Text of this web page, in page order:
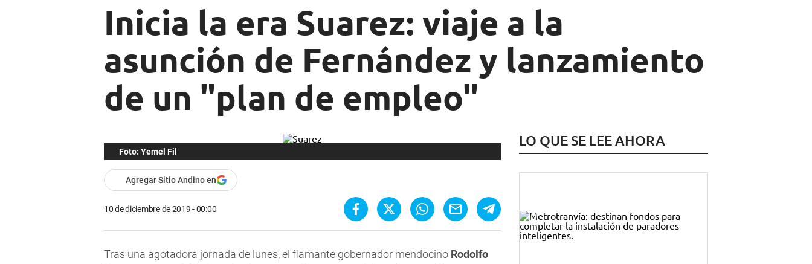
Inicia la era Suarez: viaje a la
asunción de Fernández y lanzamiento
de un "plan de empleo"
Foto: Yemel Fil
Agregar Sitio Andino en
10 de diciembre de 2019 - 00:00
Tras una agotadora jornada de lunes, el flamante gobernador mendocino Rodolfo
LO QUE SE LEE AHORA